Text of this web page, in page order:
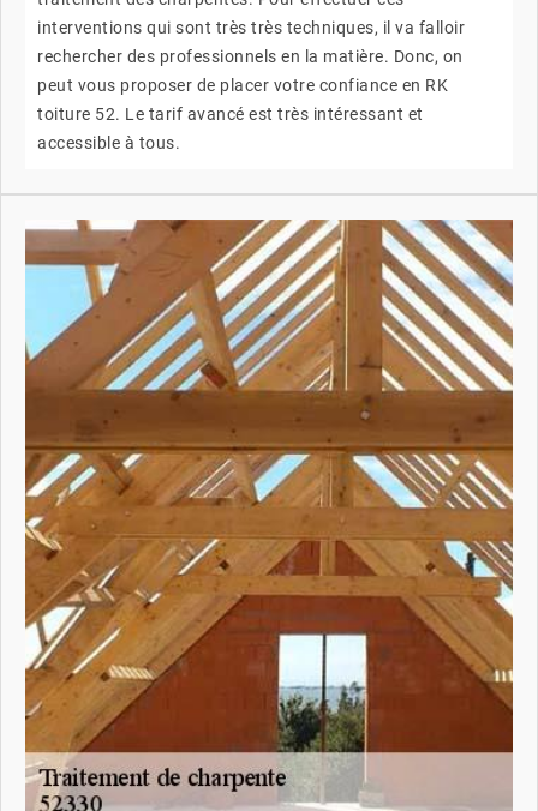
interventions qui sont très très techniques, il va falloir
rechercher des professionnels en la matière. Donc, on
peut vous proposer de placer votre confiance en RK
toiture 52. Le tarif avancé est très intéressant et
accessible à tous.